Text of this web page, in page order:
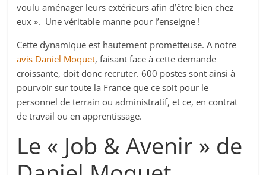
voulu aménager leurs extérieurs afin d’être bien chez
eux ». Une véritable manne pour l’enseigne !
Cette dynamique est hautement prometteuse. A notre
avis Daniel Moquet, faisant face à cette demande
croissante, doit donc recruter. 600 postes sont ainsi à
pourvoir sur toute la France que ce soit pour le
personnel de terrain ou administratif, et ce, en contrat
de travail ou en apprentissage.
Le « Job & Avenir » de